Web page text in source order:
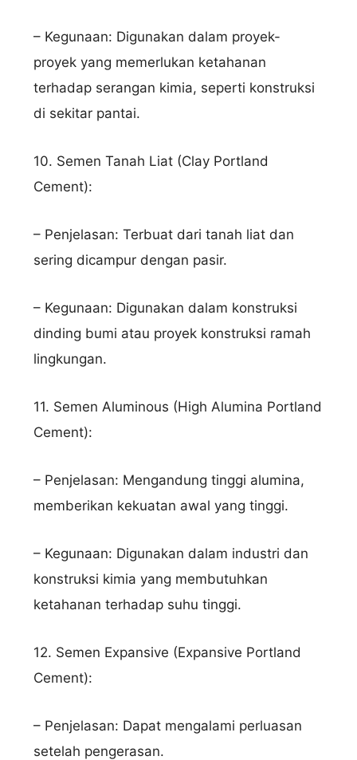
– Kegunaan: Digunakan dalam proyek-
proyek yang memerlukan ketahanan
terhadap serangan kimia, seperti konstruksi
di sekitar pantai.
10. Semen Tanah Liat (Clay Portland
Cement):
– Penjelasan: Terbuat dari tanah liat dan
sering dicampur dengan pasir.
– Kegunaan: Digunakan dalam konstruksi
dinding bumi atau proyek konstruksi ramah
lingkungan.
11. Semen Aluminous (High Alumina Portland
Cement):
– Penjelasan: Mengandung tinggi alumina,
memberikan kekuatan awal yang tinggi.
– Kegunaan: Digunakan dalam industri dan
konstruksi kimia yang membutuhkan
ketahanan terhadap suhu tinggi.
12. Semen Expansive (Expansive Portland
Cement):
– Penjelasan: Dapat mengalami perluasan
setelah pengerasan.